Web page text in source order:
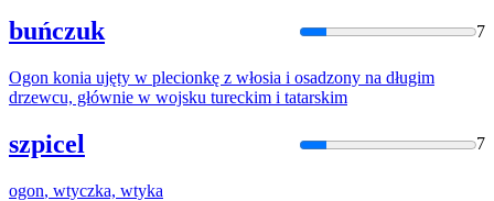
buńczuk 7
Ogon konia ujęty w plecionkę z włosia i osadzony na długim
drzewcu, głównie w wojsku tureckim i tatarskim
szpicel 7
ogon, wtyczka, wtyka